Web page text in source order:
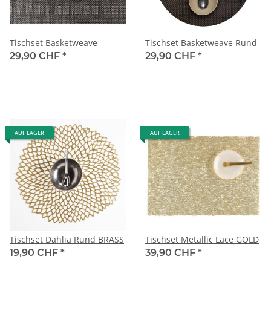
Tischset Basketweave
29,90 CHF *
Tischset Basketweave Rund
29,90 CHF *
AUF LAGER
Tischset Dahlia Rund BRASS
19,90 CHF *
AUF LAGER
Tischset Metallic Lace GOLD
39,90 CHF *